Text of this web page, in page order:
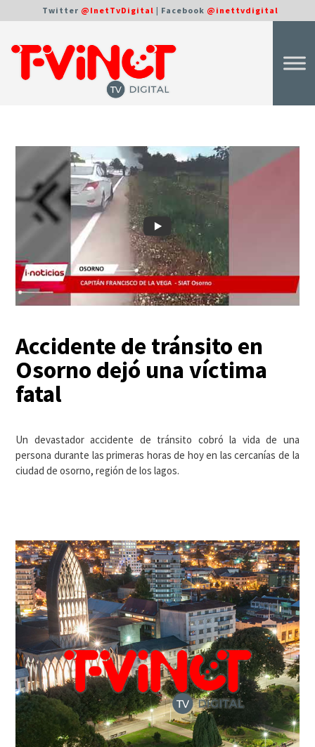
Twitter @InetTvDigital | Facebook @inettvdigital
Accidente de tránsito en
Osorno dejó una víctima
fatal
Un devastador accidente de tránsito cobró la vida de una
persona durante las primeras horas de hoy en las cercanías de la
ciudad de osorno, región de los lagos.